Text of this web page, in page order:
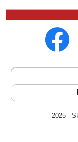
2025 -